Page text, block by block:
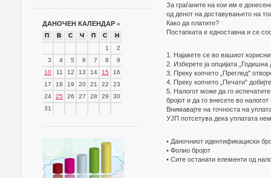
ДАНОЧЕН КАЛЕНДАР »
П В С Ч П С
Н
1
2
3
4 5 6 7 8
9
10
11 12 13 14 15
16
17
18 19 20 21 22
23
24
25 26 27 28 29
30
31
За граѓаните на кои им е
од денот на доставувањето на
Како да платите?
Постапката е едноставна и се
1. Најавете се во вашиот
2. Изберете ја опцијата „Годишна
3. Преку копчето „Преглед"
4. Преку копчето „Печати"
5. Налогот може да го
бројот и да го внесете во
Внимавајте на точноста на
УЈП потсетува дека уплатата
• Даночниот идентификациски
• Фолио бројот
• Сите останати елементи од